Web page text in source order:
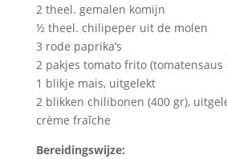
2 theel. gemalen komijn
½ theel. chilipeper uit de molen
3 rode paprika’s
2 pakjes tomato frito (tomatensaus
1 blikje mais, uitgelekt
2 blikken chilibonen (400 gr),
crème fraîche
Bereidingswijze: